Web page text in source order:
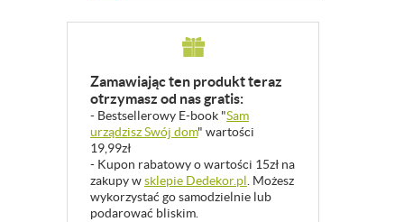
Zamawiając ten produkt teraz
otrzymasz od nas gratis:
- Bestsellerowy E-book "Sam
urządzisz Swój dom" wartości
19,99zł
- Kupon rabatowy o wartości 15zł na
zakupy wsklepie Dedekor.pl. Możesz
wykorzystać go samodzielnie lub
podarować bliskim.